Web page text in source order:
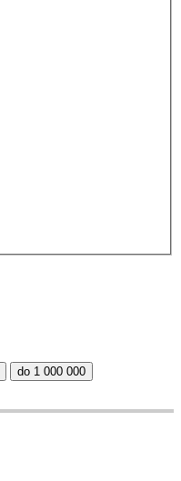
do 1 000 000